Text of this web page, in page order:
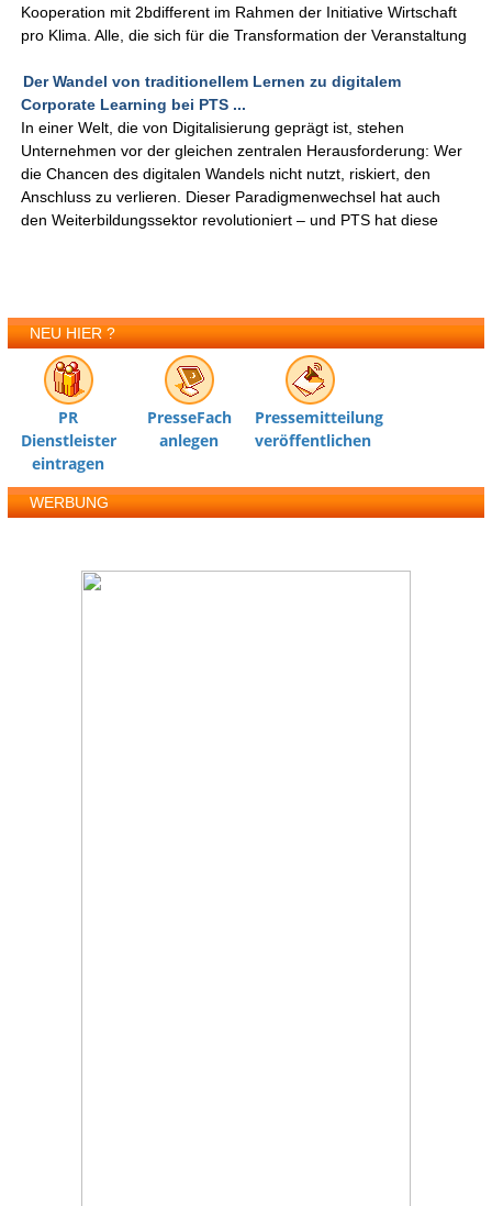
Kooperation mit 2bdifferent im Rahmen der Initiative Wirtschaft
pro Klima. Alle, die sich für die Transformation der Veranstaltung
Der Wandel von traditionellem Lernen zu digitalem
Corporate Learning bei PTS ...
In einer Welt, die von Digitalisierung geprägt ist, stehen
Unternehmen vor der gleichen zentralen Herausforderung: Wer
die Chancen des digitalen Wandels nicht nutzt, riskiert, den
Anschluss zu verlieren. Dieser Paradigmenwechsel hat auch
den Weiterbildungssektor revolutioniert – und PTS hat diese
NEU HIER ?
PR
Dienstleister
eintragen
PresseFach
anlegen
Pressemitteilung
veröffentlichen
WERBUNG